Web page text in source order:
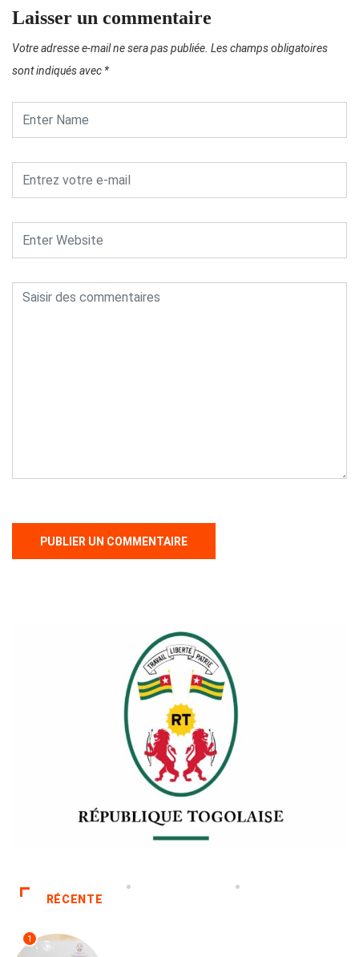
Laisser un commentaire
Votre adresse e-mail ne sera pas publiée. Les champs obligatoires
sont indiqués avec *
RÉCENTE
1